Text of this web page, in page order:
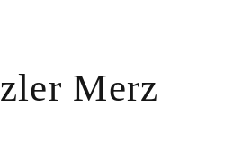
Merz